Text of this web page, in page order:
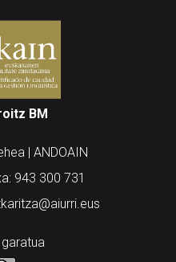
BM
| ANDOAIN
943 300 731